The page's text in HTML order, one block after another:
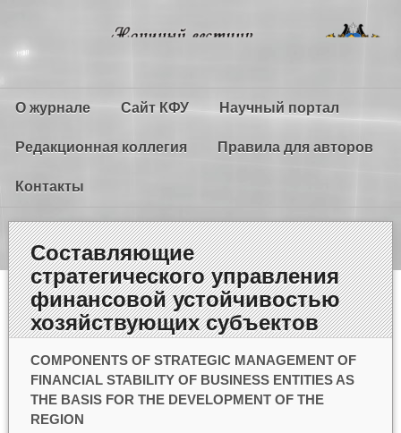
О журнале Сайт КФУ Научный портал
Редакционная коллегия Правила для авторов
Контакты
Составляющие
стратегического управления
финансовой устойчивостью
хозяйствующих субъектов
COMPONENTS OF STRATEGIC MANAGEMENT OF
FINANCIAL STABILITY OF BUSINESS ENTITIES AS
THE BASIS FOR THE DEVELOPMENT OF THE
REGION